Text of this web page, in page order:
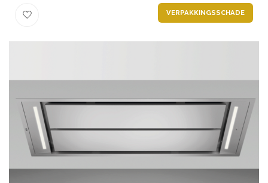
VERPAKKINGSSCHADE